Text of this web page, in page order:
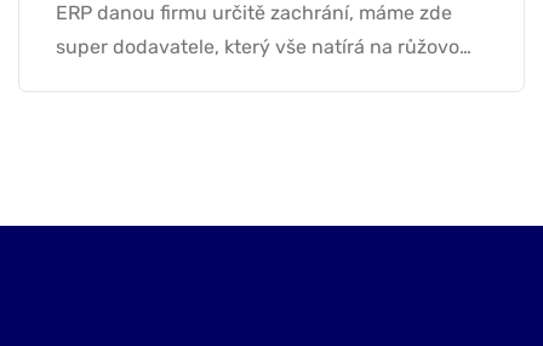
ERP danou firmu určitě zachrání, máme zde
super dodavatele, který vše natírá na růžovo…